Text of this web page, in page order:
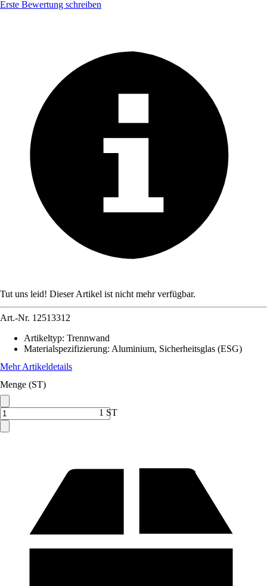
Erste Bewertung schreiben
Tut uns leid! Dieser Artikel ist nicht mehr verfügbar.
Art.-Nr. 12513312
Artikeltyp: Trennwand
Materialspezifizierung: Aluminium, Sicherheitsglas (ESG)
Mehr Artikeldetails
Menge (ST)
1 ST